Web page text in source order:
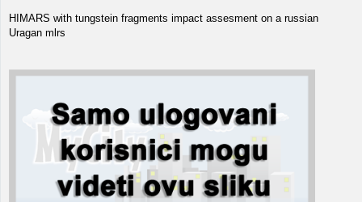
HIMARS with tungstein fragments impact assesment on a russian
Uragan mlrs